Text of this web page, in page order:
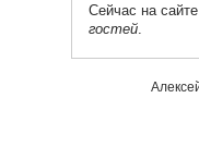
Сейчас на сайте
гостей